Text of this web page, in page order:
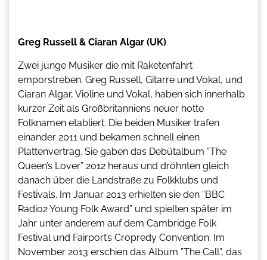
Greg Russell & Ciaran Algar (UK)
Zwei junge Musiker die mit Raketenfahrt
emporstreben. Greg Russell, Gitarre und Vokal, und
Ciaran Algar, Violine und Vokal, haben sich innerhalb
kurzer Zeit als Großbritanniens neuer hotte
Folknamen etabliert. Die beiden Musiker trafen
einander 2011 und bekamen schnell einen
Plattenvertrag. Sie gaben das Debütalbum ”The
Queen’s Lover” 2012 heraus und dröhnten gleich
danach über die Landstraße zu Folkklubs und
Festivals. Im Januar 2013 erhielten sie den ”BBC
Radio2 Young Folk Award” und spielten später im
Jahr unter anderem auf dem Cambridge Folk
Festival und Fairport’s Cropredy Convention. Im
November 2013 erschien das Album ”The Call”, das